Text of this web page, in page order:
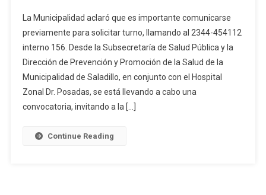
De
Donación
De
Sangre
En
Saladillo
La Municipalidad aclaró que es importante comunicarse
previamente para solicitar turno, llamando al 2344-454112
interno 156. Desde la Subsecretaría de Salud Pública y la
Dirección de Prevención y Promoción de la Salud de la
Municipalidad de Saladillo, en conjunto con el Hospital
Zonal Dr. Posadas, se está llevando a cabo una
convocatoria, invitando a la […]
Continue Reading